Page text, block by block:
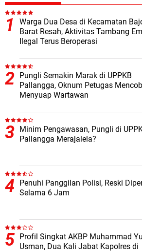
Warga Dua Desa di Kecamatan
Barat Resah, Aktivitas Tambang
Ilegal Terus Beroperasi
Pungli Semakin Marak di UPPKB
Pallangga, Oknum Petugas
Menyuap Wartawan
Minim Pengawasan, Pungli di
Pallangga Merajalela?
Penuhi Panggilan Polisi, Reski
Selama 6 Jam
Profil Singkat AKBP Muhammad
Usman, Dua Kali Jabat Kapolres di